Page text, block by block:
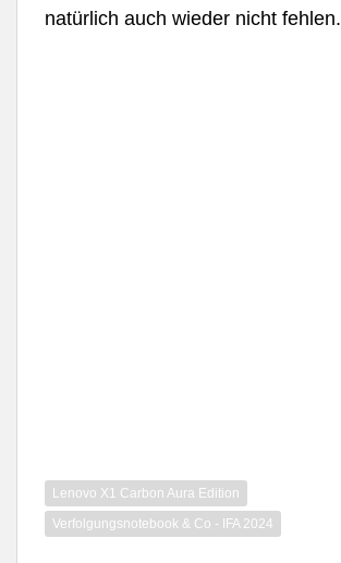
natürlich auch wieder nicht fehlen.
Lenovo X1 Carbon Aura Edition
Verfolgungsnotebook & Co - IFA 2024